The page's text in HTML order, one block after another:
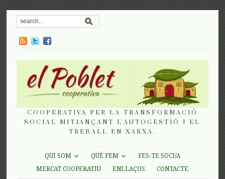
COOPERATIVA PER LA TRANSFORMACIÓ
SOCIAL MITJANÇANT L'AUTOGESTIÓ I EL
TREBALL EN XARXA.
QUI SOM QUÈ FEM
FES-TE SOCI/A
MERCAT COOPERATIU
ENLLAÇOS CONTACTE